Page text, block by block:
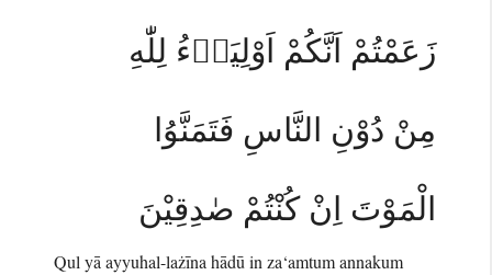
زَعَمْتُمْ اَنَّكُمْ اَوْلِيَاۤءُ لِلّٰهِ
مِنْ دُوْنِ النَّاسِ فَتَمَنَّوُا
الْمَوْتَ اِنْ كُنْتُمْ صٰدِقِيْنَ
Qul yā ayyuhal-lażīna hādū in za‘amtum annakum